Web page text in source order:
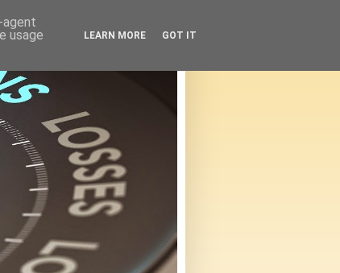
agent
usage
LEARN MORE GOT IT